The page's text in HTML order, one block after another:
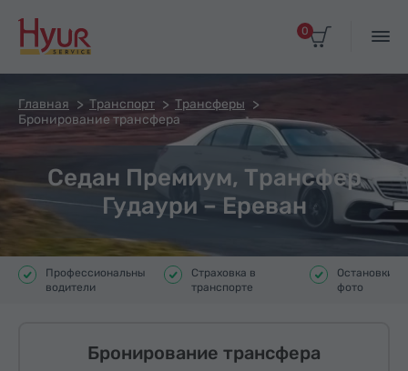
0
Главная Транспорт
Трансферы
Бронирование трансфера
Седан Премиум, Трансфер
Гудаури – Ереван
Профессиональные
водители
Страховка в
транспорте
Остановки
фото
Бронирование трансфера